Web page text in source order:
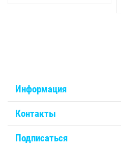
Информация
Контакты
Подписаться